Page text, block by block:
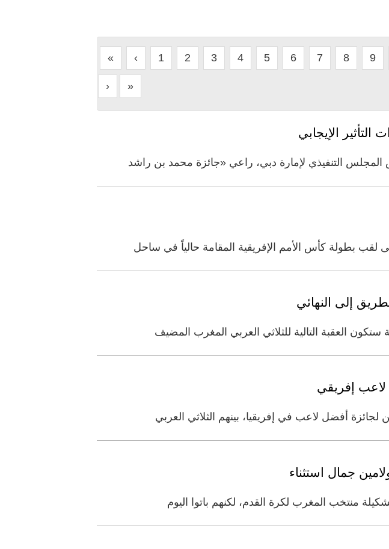
« ‹ 1 2 3 4 5 6 7 8 9
› »
الإيجابي
التنفيذي لإمارة دبي، راعي «جائزة محمد بن راشد
لقب بطولة كأس الأمم الإفريقية المقامة حالياً في ساحل
إلى النهائي
العقبة التالية للثلاثي العربي المغرب المضيف
إفريقي
أفضل لاعب في إفريقيا، بينهم الثلاثي العربي
جمال استثناء
منتخب المغرب لكرة القدم، لكنهم باتوا اليوم